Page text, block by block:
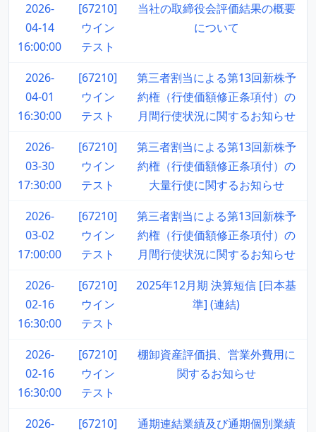
2026-
04-14
16:00:00
[67210]
ウイン
テスト
当社の取締役会評価結果の概要
について
2026-
04-01
16:30:00
[67210]
ウイン
テスト
第三者割当による第13回新株予
約権（行使価額修正条項付）の
月間行使状況に関するお知らせ
2026-
03-30
17:30:00
[67210]
ウイン
テスト
第三者割当による第13回新株予
約権（行使価額修正条項付）の
大量行使に関するお知らせ
2026-
03-02
17:00:00
[67210]
ウイン
テスト
第三者割当による第13回新株予
約権（行使価額修正条項付）の
月間行使状況に関するお知らせ
2026-
02-16
16:30:00
[67210]
ウイン
テスト
2025年12月期 決算短信 [日本基
準] (連結)
2026-
02-16
16:30:00
[67210]
ウイン
テスト
棚卸資産評価損、営業外費用に
関するお知らせ
2026-
[67210]
通期連結業績及び通期個別業績